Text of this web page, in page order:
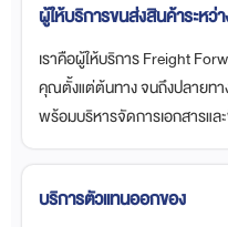
ผู้ให้บริการขนส่งสินค้าระหว่า
เราคือผู้ให้บริการ Freight
คุณตั้งแต่ต้นทาง จนถึงปลายทาง
พร้อมบริหารจัดการเอกสารแ
บริการตัวแทนออกของ